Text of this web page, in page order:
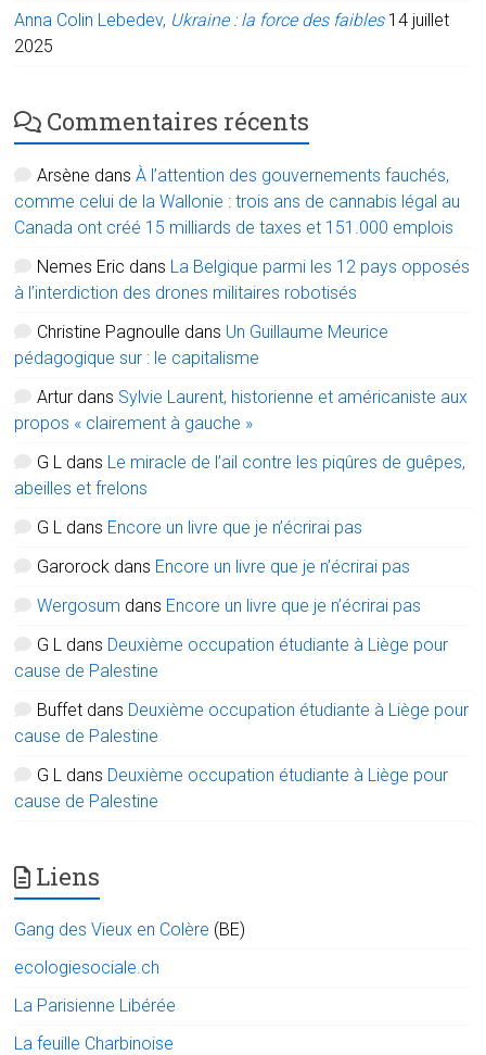
Anna Colin Lebedev, Ukraine : la force des faibles 14 juillet
2025
Commentaires récents
Arsène dansÀ l’attention des gouvernements fauchés,
comme celui de la Wallonie : trois ans de cannabis légal au
Canada ont créé 15 milliards de taxes et 151.000 emplois
Nemes Eric dans La Belgique parmi les 12 pays opposés
à l’interdiction des drones militaires robotisés
Christine Pagnoulle dans Un Guillaume Meurice
pédagogique sur : le capitalisme
Artur dans Sylvie Laurent, historienne et américaniste aux
propos « clairement à gauche »
G L dans Le miracle de l’ail contre les piqûres de guêpes,
abeilles et frelons
G L dans Encore un livre que je n’écrirai pas
Garorock dans Encore un livre que je n’écrirai pas
Wergosum dans Encore un livre que je n’écrirai pas
G L dans Deuxième occupation étudiante à Liège pour
cause de Palestine
Buffet dans Deuxième occupation étudiante à Liège pour
cause de Palestine
G L dans Deuxième occupation étudiante à Liège pour
cause de Palestine
Liens
Gang des Vieux en Colère (BE)
ecologiesociale.ch
La Parisienne Libérée
La feuille Charbinoise